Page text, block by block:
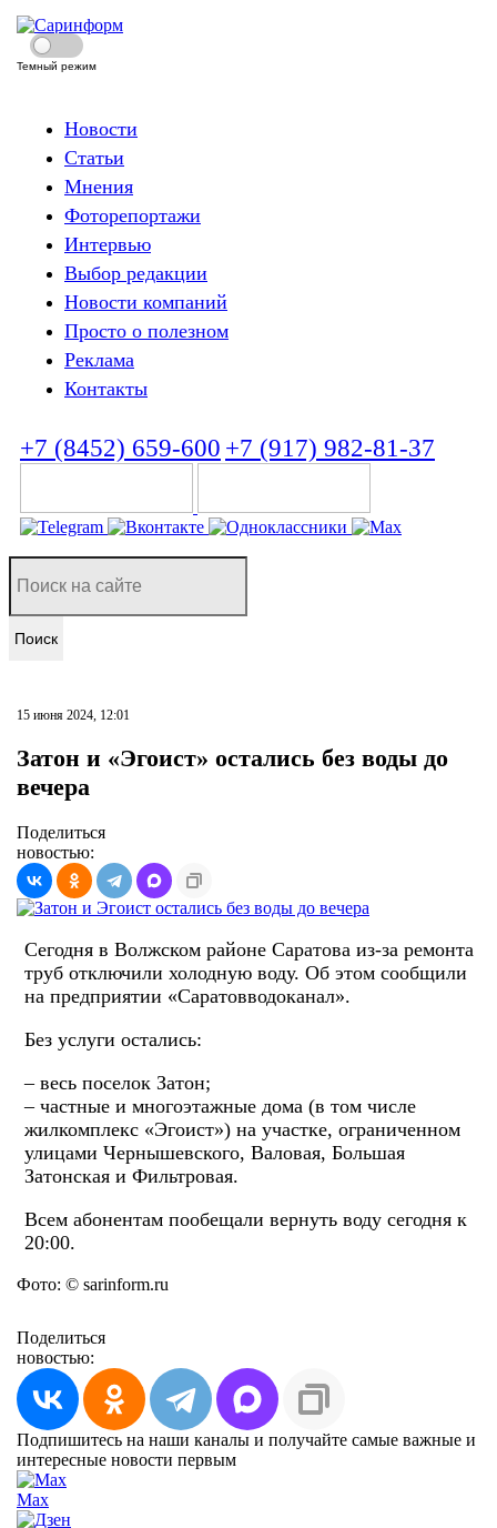
Темный режим
Новости
Статьи
Мнения
Фоторепортажи
Интервью
Выбор редакции
Новости компаний
Просто о полезном
Реклама
Контакты
+7 (8452) 659-600 +7 (917) 982-81-37
Поиск
15 июня 2024, 12:01
Затон и «Эгоист» остались без воды до
вечера
Поделиться
новостью:
Сегодня в Волжском районе Саратова из-за ремонта
труб отключили холодную воду. Об этом сообщили
на предприятии «Саратовводоканал».
Без услуги остались:
– весь поселок Затон;
– частные и многоэтажные дома (в том числе
жилкомплекс «Эгоист») на участке, ограниченном
улицами Чернышевского, Валовая, Большая
Затонская и Фильтровая.
Всем абонентам пообещали вернуть воду сегодня к
20:00.
Фото: © sarinform.ru
Поделиться
новостью:
Подпишитесь на наши каналы и получайте самые важные и
интересные новости первым
Max